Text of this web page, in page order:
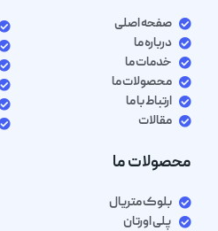
صفحه اصلی
درباره ما
خدمات ما
محصولات ما
ارتباط با ما
مقالات
محصولات ما
بلوک متریال
پلی اورتان